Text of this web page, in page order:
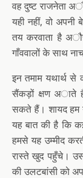
वह दुष्ट राजनेता
यही नहीं, वो
तय करवाता है
गाँववालों के साथ
इन तमाम यथार्थ
सैंकड़ों क्षण अाते हैं
सकते हैं। शायद हम
यह बात की है कि
हमसे यह उम्मीद
रास्ते खुद पहुँचे।
की उलटबांसी को